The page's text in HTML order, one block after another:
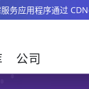
务应用程序通过
公司